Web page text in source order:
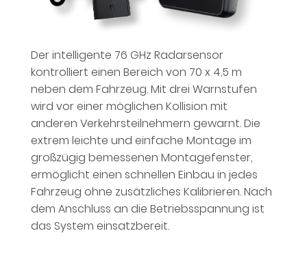
Der intelligente 76 GHz Radarsensor
kontrolliert einen Bereich von 70 x 4,5 m
neben dem Fahrzeug. Mit drei Warnstufen
wird vor einer möglichen Kollision mit
anderen Verkehrsteilnehmern gewarnt. Die
extrem leichte und einfache Montage im
großzügig bemessenen Montagefenster,
ermöglicht einen schnellen Einbau in jedes
Fahrzeug ohne zusätzliches Kalibrieren. Nach
dem Anschluss an die Betriebsspannung ist
das System einsatzbereit.